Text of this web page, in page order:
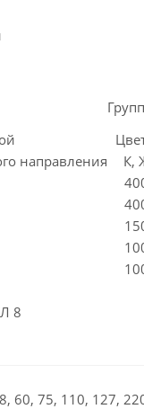
направления
К,
8
60, 75, 110, 127,